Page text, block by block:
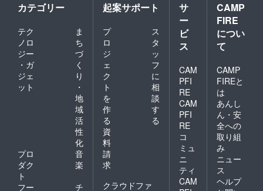
カテゴリー
テク
ノロ
ジー
・ガ
ジェ
ット
ま
ち
づ
く
り
・
地
域
活
性
化
プロ
ダク
ト
音
楽
フー
チ
起案サポート
プ
ロ
ジ
ェ
ク
ト
を
作
る
ス
タ
ッ
フ
に
相
談
す
る
資
料
請
求
クラウドファ
サ
ー
ビ
ス
CAM
PFI
RE
CAM
PFI
RE
コ
ミュ
ニ
ティ
CAM
CAMP
FIRE
につい
て
CAMP
FIREと
は
あんし
ん・安
全への
取り組
み
ニュー
ス
ヘルプ